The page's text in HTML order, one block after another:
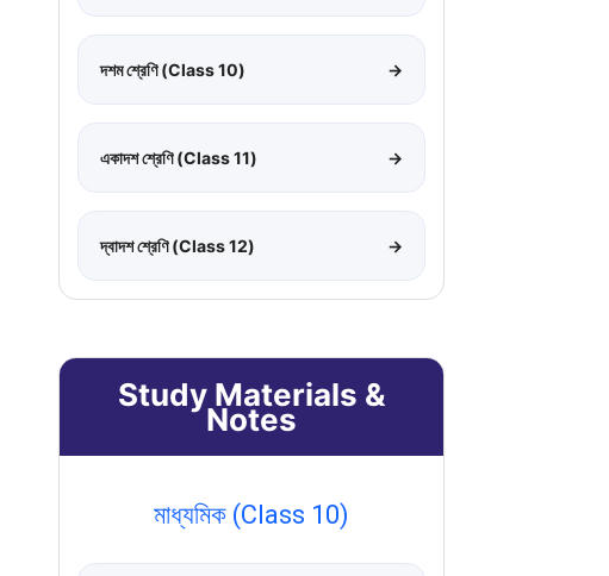
দশম শ্রেণি (Class 10) →
একাদশ শ্রেণি (Class 11) →
দ্বাদশ শ্রেণি (Class 12) →
Study Materials &
Notes
মাধ্যমিক (Class 10)